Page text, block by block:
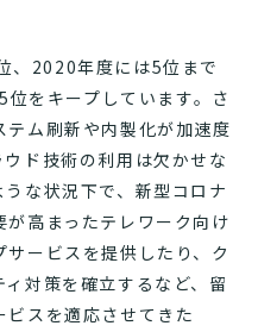
、2020年度には5位まで
をキープしています。さ
ム刷新や内製化が加速度
ド技術の利用は欠かせな
な状況下で、新型コロナ
高まったテレワーク向け
ービスを提供したり、ク
対策を確立するなど、留
スを適応させてきた